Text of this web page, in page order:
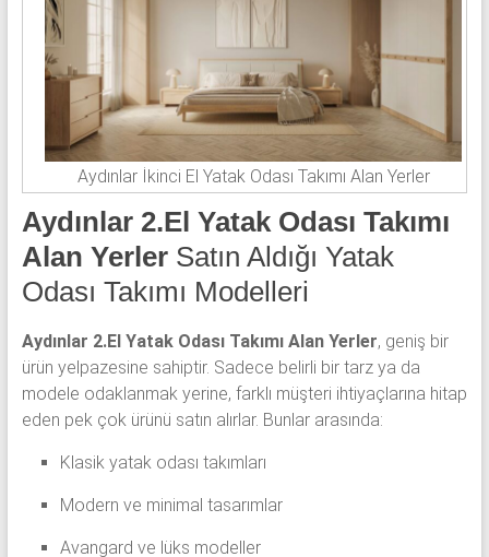
Aydınlar İkinci El Yatak Odası Takımı Alan Yerler
Aydınlar 2.El Yatak Odası Takımı
Alan Yerler Satın Aldığı Yatak
Odası Takımı Modelleri
Aydınlar 2.El Yatak Odası Takımı Alan Yerler, geniş bir
ürün yelpazesine sahiptir. Sadece belirli bir tarz ya da
modele odaklanmak yerine, farklı müşteri ihtiyaçlarına hitap
eden pek çok ürünü satın alırlar. Bunlar arasında:
Klasik yatak odası takımları
Modern ve minimal tasarımlar
Avangard ve lüks modeller